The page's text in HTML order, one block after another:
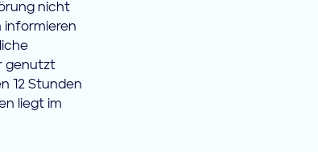
nicht
informieren
genutzt
12 Stunden
liegt im